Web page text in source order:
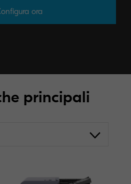
ora
principali